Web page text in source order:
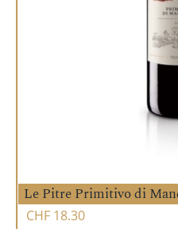
Le Pitre Primitivo di
CHF 18.30